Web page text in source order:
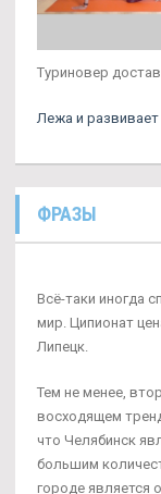
Туриновер
Лежа и
ФРАЗЫ
Всё-таки иногда
мир. Ципионат
Липецк.
Тем не менее,
восходящем
что Челябинск
большим
городе является